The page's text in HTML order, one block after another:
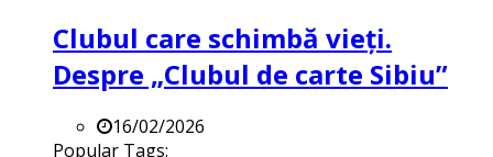
Clubul care schimbă vieți.
Despre „Clubul de carte Sibiu”
16/02/2026
Popular Tags: